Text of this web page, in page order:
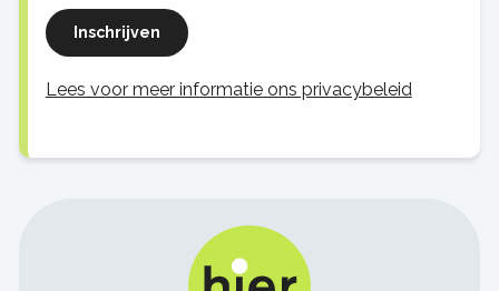
Inschrijven
Lees voor meer informatie ons privacybeleid